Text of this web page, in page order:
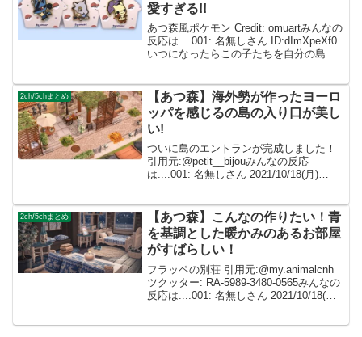
愛すぎる!!
あつ森風ポケモン Credit: omuartみんなの
反応は....001: 名無しさん ID:dImXpeXf0
いつになったらこの子たちを自分の島に
対...
2ch/5chまとめ
【あつ森】海外勢が作ったヨーロ
ッパを感じるの島の入り口が美し
い!
ついに島のエントランが完成しました！
引用元:@petit__bijouみんなの反応
は....001: 名無しさん 2021/10/18(月)
思...
2ch/5chまとめ
【あつ森】こんなの作りたい！青
を基調とした暖かみのあるお部屋
がすばらしい！
フラッペの別荘 引用元:@my.animalcnh
ツクッター: RA-5989-3480-0565みんなの
反応は....001: 名無しさん 2021/10/18(月)